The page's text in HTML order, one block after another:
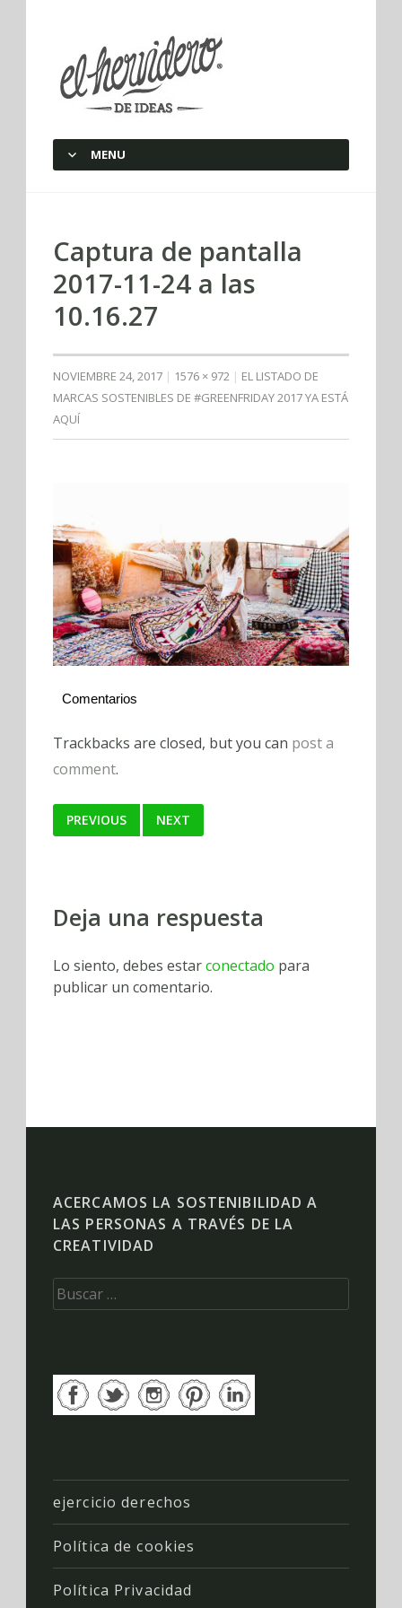
elherviderodeideas
MENU
Captura de pantalla
2017-11-24 a las
10.16.27
NOVIEMBRE 24, 2017 1576 × 972
EL LISTADO DE
MARCAS SOSTENIBLES DE #GREENFRIDAY 2017 YA ESTÁ
AQUÍ
Comentarios
Trackbacks are closed, but you can post a
comment.
PREVIOUS NEXT
Deja una respuesta
Lo siento, debes estarconectado para
publicar un comentario.
ACERCAMOS LA SOSTENIBILIDAD A
LAS PERSONAS A TRAVÉS DE LA
CREATIVIDAD
Buscar:
ejercicio derechos
Política de cookies
Política Privacidad